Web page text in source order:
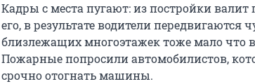
Кадры с места пугают: из постройки
его, в результате водители
близлежащих многоэтажек тоже мало что
Пожарные попросили автомобилистов,
срочно отогнать машины.